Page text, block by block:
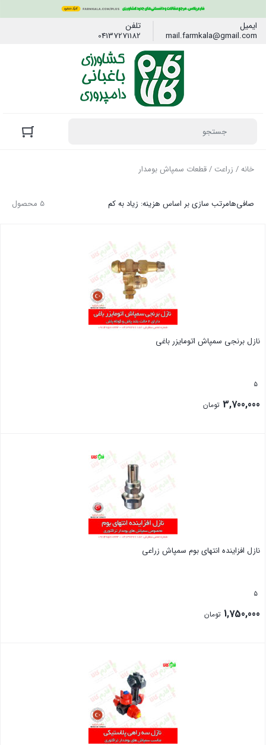
ایمیل
mail.farmkala@gmail.com
تلفن
04137271182
خانه/ زراعت / قطعات سمپاش بومدار
5 محصول صافی‌هامرتب سازی بر اساس هزینه: زیاد به کم
نازل برنجی سمپاش اتومایزر باغی
5
3,700,000 تومان
نازل افزاینده انتهای بوم سمپاش زراعی
5
1,750,000 تومان